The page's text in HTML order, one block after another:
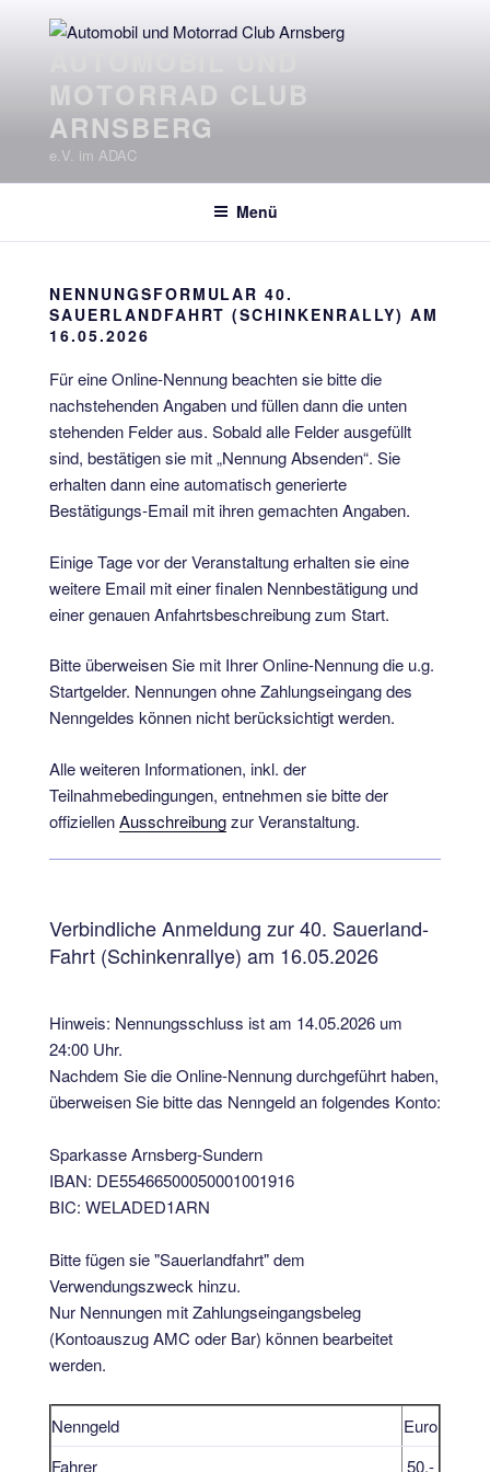
MOTORRAD CLUB
ARNSBERG
e.V. im ADAC
Menü
NENNUNGSFORMULAR 40.
SAUERLANDFAHRT (SCHINKENRALLY) AM
16.05.2026
Für eine Online-Nennung beachten sie bitte die
nachstehenden Angaben und füllen dann die unten
stehenden Felder aus. Sobald alle Felder ausgefüllt
sind, bestätigen sie mit „Nennung Absenden“. Sie
erhalten dann eine automatisch generierte
Bestätigungs-Email mit ihren gemachten Angaben.
Einige Tage vor der Veranstaltung erhalten sie eine
weitere Email mit einer finalen Nennbestätigung und
einer genauen Anfahrtsbeschreibung zum Start.
Bitte überweisen Sie mit Ihrer Online-Nennung die u.g.
Startgelder. Nennungen ohne Zahlungseingang des
Nenngeldes können nicht berücksichtigt werden.
Alle weiteren Informationen, inkl. der
Teilnahmebedingungen, entnehmen sie bitte der
offiziellenAusschreibungzur Veranstaltung.
Verbindliche Anmeldung zur 40. Sauerland-
Fahrt (Schinkenrallye) am 16.05.2026
Hinweis: Nennungsschluss ist am 14.05.2026 um
24:00 Uhr.
Nachdem Sie die Online-Nennung durchgeführt haben,
überweisen Sie bitte das Nenngeld an folgendes Konto:
Sparkasse Arnsberg-Sundern
IBAN: DE55466500050001001916
BIC: WELADED1ARN
Bitte fügen sie "Sauerlandfahrt" dem
Verwendungszweck hinzu.
Nur Nennungen mit Zahlungseingangsbeleg
(Kontoauszug AMC oder Bar) können bearbeitet
werden.
Nenngeld
Euro
Fahrer
50,-